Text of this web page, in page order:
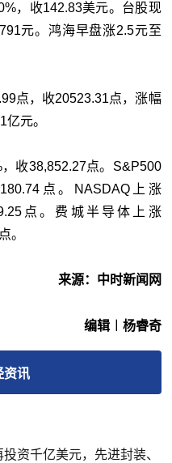
，收142.83美元。台股现
元。鸿海早盘涨2.5元至
点，收20523.31点，涨幅
元。
收38,852.27点。S&P500
点。NASDAQ上涨
点。费城半导体上涨
。
来源：中时新闻网
编辑︱杨睿奇
资讯
资千亿美元，先进封装、